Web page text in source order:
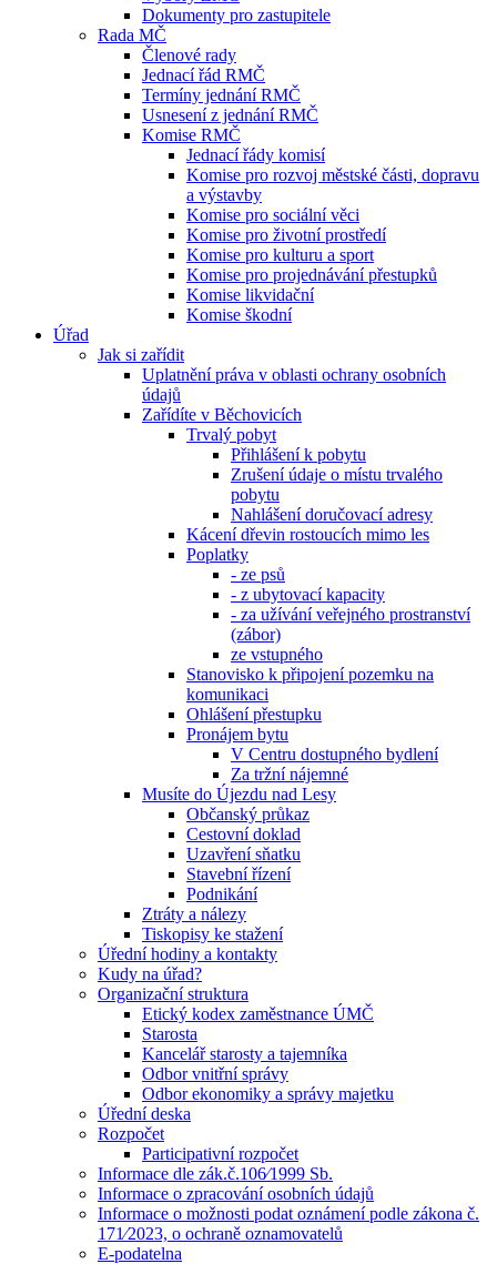
Dokumenty pro zastupitele
Rada MČ
Členové rady
Jednací řád RMČ
Termíny jednání RMČ
Usnesení z jednání RMČ
Komise RMČ
Jednací řády komisí
Komise pro rozvoj městské části, dopravu
a výstavby
Komise pro sociální věci
Komise pro životní prostředí
Komise pro kulturu a sport
Komise pro projednávání přestupků
Komise likvidační
Komise škodní
Úřad
Jak si zařídit
Uplatnění práva v oblasti ochrany osobních
údajů
Zařídíte v Běchovicích
Trvalý pobyt
Přihlášení k pobytu
Zrušení údaje o místu trvalého
pobytu
Nahlášení doručovací adresy
Kácení dřevin rostoucích mimo les
Poplatky
- ze psů
- z ubytovací kapacity
- za užívání veřejného prostranství
(zábor)
ze vstupného
Stanovisko k připojení pozemku na
komunikaci
Ohlášení přestupku
Pronájem bytu
V Centru dostupného bydlení
Za tržní nájemné
Musíte do Újezdu nad Lesy
Občanský průkaz
Cestovní doklad
Uzavření sňatku
Stavební řízení
Podnikání
Ztráty a nálezy
Tiskopisy ke stažení
Úřední hodiny a kontakty
Kudy na úřad?
Organizační struktura
Etický kodex zaměstnance ÚMČ
Starosta
Kancelář starosty a tajemníka
Odbor vnitřní správy
Odbor ekonomiky a správy majetku
Úřední deska
Rozpočet
Participativní rozpočet
Informace dle zák.č.106⁄1999 Sb.
Informace o zpracování osobních údajů
Informace o možnosti podat oznámení podle zákona č.
171⁄2023, o ochraně oznamovatelů
E-podatelna